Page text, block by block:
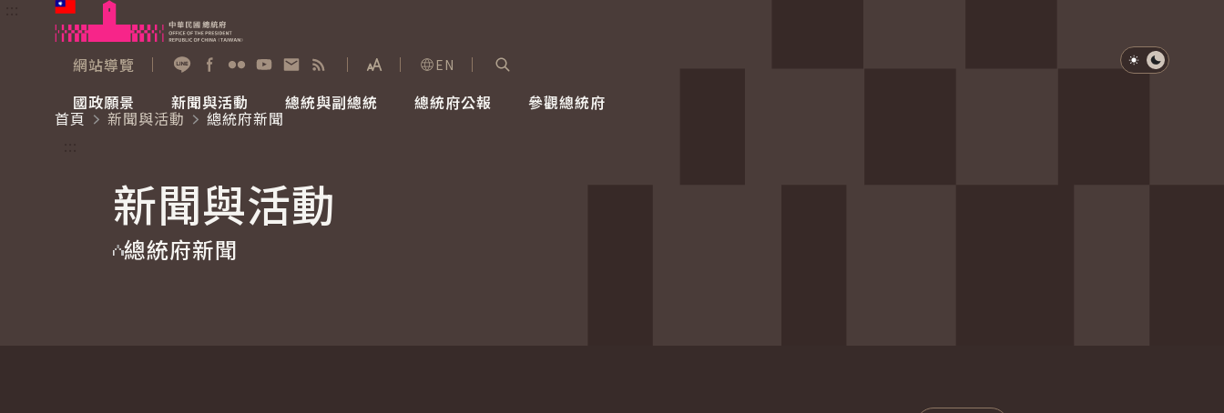
跳到主要內容
網站導覽
展開字級選單
EN
國政願景
國家氣候變遷對策委員會
重要談話
新聞與活動
總統府新聞
影音頻道
總統與副總統
賴清德總統
總統府公報 參觀總統府
參觀資訊
淺色模式
深色模式
首頁
新聞與活動
總統府新聞
新聞與活動
總統府新聞